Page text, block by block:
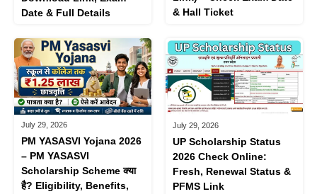
Date & Full Details
& Hall Ticket
July 29, 2026
PM YASASVI Yojana 2026
– PM YASASVI
Scholarship Scheme क्या
है? Eligibility, Benefits,
July 29, 2026
UP Scholarship Status
2026 Check Online:
Fresh, Renewal Status &
PFMS Link